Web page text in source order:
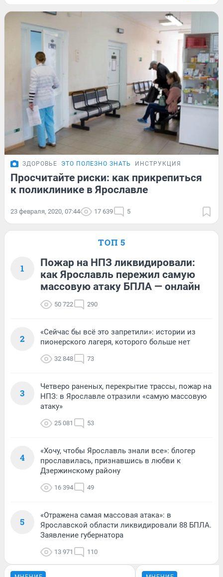
ЗДОРОВЬЕ ЭТО ПОЛЕЗНО ЗНАТЬ ИНСТРУКЦИЯ
Просчитайте риски: как прикрепиться
к поликлинике в Ярославле
23 февраля, 2020, 07:44 17 639 5
ТОП 5
1
Пожар на НПЗ ликвидировали:
как Ярославль пережил самую
массовую атаку БПЛА — онлайн
50 722 290
2
«Сейчас бы всё это запретили»: истории из
пионерского лагеря, которого больше нет
32 848 73
3
Четверо раненых, перекрытие трассы, пожар на
НПЗ: в Ярославле отразили «самую массовую
атаку»
25 081 53
4
«Хочу, чтобы Ярославль знали все»: блогер
прославилась, признавшись в любви к
Дзержинскому району
16 394 49
5
«Отражена самая массовая атака»: в
Ярославской области ликвидировали 88 БПЛА.
Заявление губернатора
13 971 110